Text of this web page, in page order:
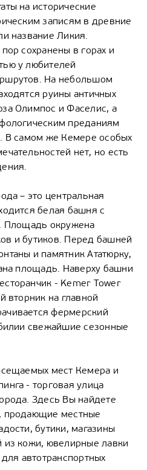
на исторические
записям в древние
название Ликия.
сохранены в горах и
у любителей
На небольшом
руины античных
Олимпос и Фаселис, а
преданиям
В самом же Кемере особых
нет, но есть
– это центральная
белая башня с
Площадь окружена
и бутиков. Перед башней
и памятник Ататюрку,
площадь. Наверху башни
- Kemer Tower
вторник на главной
фермерский
свежайшие сезонные
мест Кемера и
- торговая улица
Здесь Вы найдете
продающие местные
бутики, магазины
кожи, ювелирные лавки
автотранспортных